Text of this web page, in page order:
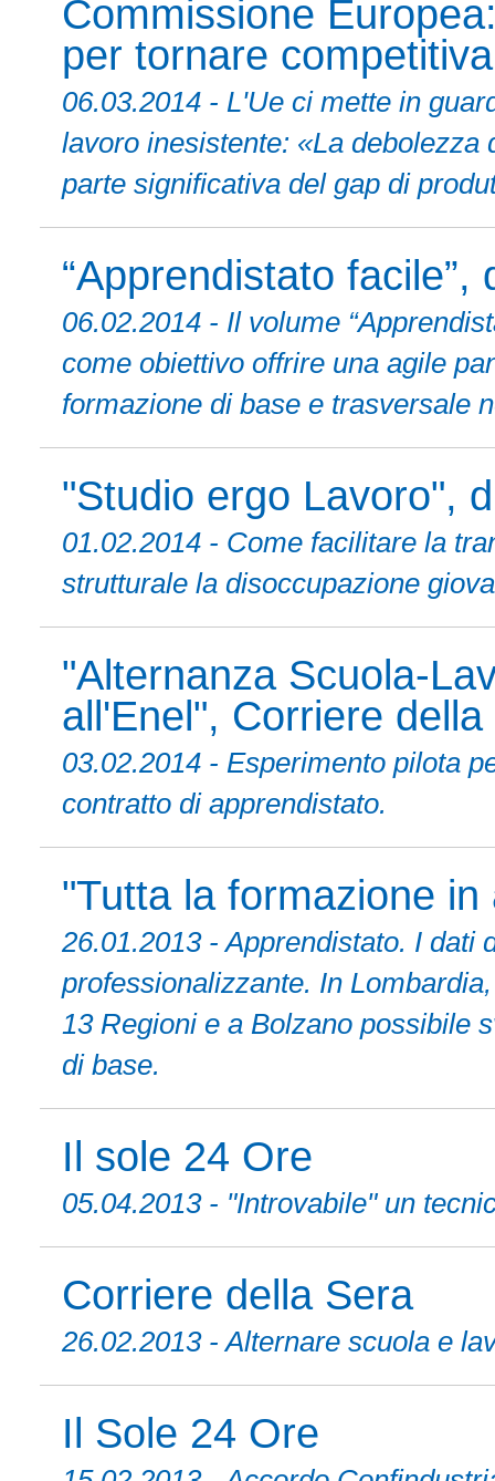
Commissione
per tornare competitiva
06.03.2014 - L'Ue ci mette in
lavoro inesistente: «La debolezza
parte significativa del gap di
“Apprendistato facile”,
06.02.2014 - Il volume
come obiettivo offrire una agile
formazione di base e trasversale
"Studio ergo Lavoro",
01.02.2014 - Come facilitare la
strutturale la disoccupazione
"Alternanza Scuola-
all'Enel", Corriere della
03.02.2014 - Esperimento pilota
contratto di apprendistato.
"Tutta la formazione
26.01.2013 - Apprendistato. I dati
professionalizzante. In
13 Regioni e a Bolzano possibile
di base.
Il sole 24 Ore
05.04.2013 - "Introvabile" un
Corriere della Sera
26.02.2013 - Alternare scuola e
Il Sole 24 Ore